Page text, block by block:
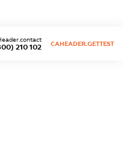
210 102 CAHEADER.GETTEST